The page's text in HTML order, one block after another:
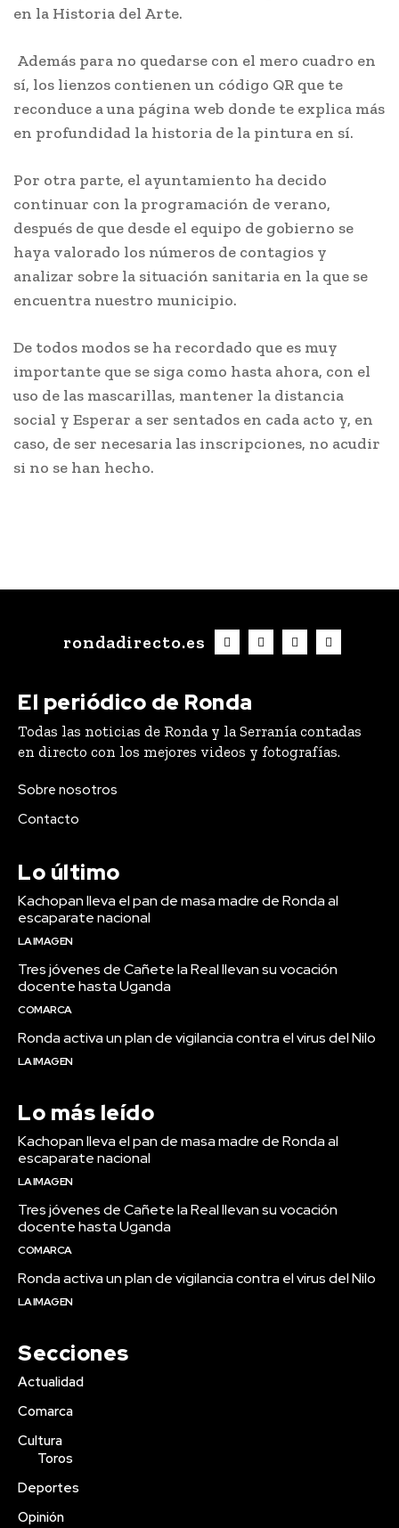
en la Historia del Arte.
Además para no quedarse con el mero cuadro en
sí, los lienzos contienen un código QR que te
reconduce a una página web donde te explica más
en profundidad la historia de la pintura en sí.
Por otra parte, el ayuntamiento ha decido
continuar con la programación de verano,
después de que desde el equipo de gobierno se
haya valorado los números de contagios y
analizar sobre la situación sanitaria en la que se
encuentra nuestro municipio.
De todos modos se ha recordado que es muy
importante que se siga como hasta ahora, con el
uso de las mascarillas, mantener la distancia
social y Esperar a ser sentados en cada acto y, en
caso, de ser necesaria las inscripciones, no acudir
si no se han hecho.
rondadirecto.es
El periódico de Ronda
Todas las noticias de Ronda y la Serranía contadas
en directo con los mejores videos y fotografías.
Sobre nosotros
Contacto
Lo último
Kachopan lleva el pan de masa madre de Ronda al
escaparate nacional
LA IMAGEN
Tres jóvenes de Cañete la Real llevan su vocación
docente hasta Uganda
COMARCA
Ronda activa un plan de vigilancia contra el virus del Nilo
LA IMAGEN
Lo más leído
Kachopan lleva el pan de masa madre de Ronda al
escaparate nacional
LA IMAGEN
Tres jóvenes de Cañete la Real llevan su vocación
docente hasta Uganda
COMARCA
Ronda activa un plan de vigilancia contra el virus del Nilo
LA IMAGEN
Secciones
Actualidad
Comarca
Cultura
Toros
Deportes
Opinión